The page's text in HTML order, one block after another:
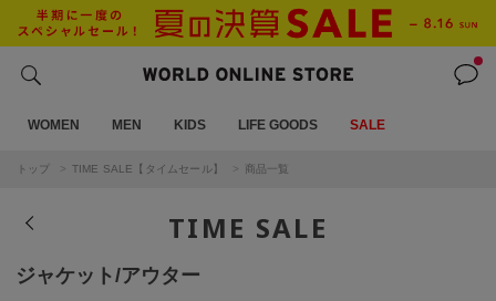
WOMEN MEN KIDS LIFE GOODS SALE
トップ TIME SALE【タイムセール】 商品一覧
TIME SALE
ジャケット/アウター